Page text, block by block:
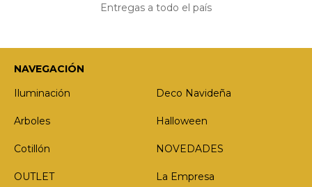
Entregas a todo el país
NAVEGACIÓN
Iluminación
Deco Navideña
Arboles Halloween
Cotillón NOVEDADES
OUTLET La Empresa